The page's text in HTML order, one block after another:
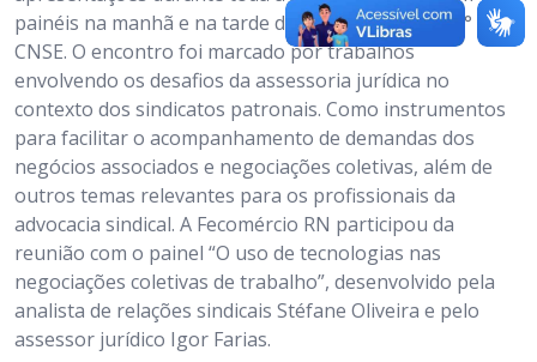
painéis na manhã e na tarde do primeiro dia de 38°
CNSE. O encontro foi marcado por trabalhos
envolvendo os desafios da assessoria jurídica no
contexto dos sindicatos patronais. Como instrumentos
para facilitar o acompanhamento de demandas dos
negócios associados e negociações coletivas, além de
outros temas relevantes para os profissionais da
advocacia sindical. A Fecomércio RN participou da
reunião com o painel “O uso de tecnologias nas
negociações coletivas de trabalho”, desenvolvido pela
analista de relações sindicais Stéfane Oliveira e pelo
assessor jurídico Igor Farias.